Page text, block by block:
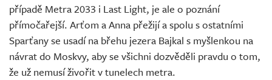
případě Metra 2033 i Last Light, je ale o poznání
přímočařejší. Arťom a Anna přežijí a spolu s ostatními
Sparťany se usadí na břehu jezera Bajkal s myšlenkou na
návrat do Moskvy, aby se všichni dozvěděli pravdu o tom,
že už nemusí živořit v tunelech metra.